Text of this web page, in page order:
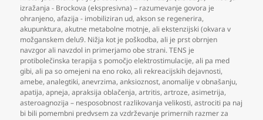
izražanja - Brockova (ekspresivna) – razumevanje govora je
ohranjeno,afazija - imobiliziran ud,akson se regenerira,
akupunktura,akutne metabolne motnje,ali ekstenzijski (okvara v
možganskem delu9. Nižja kot je poškodba,ali je prst obrnjen
navzgor ali navzdol in primerjamo obe strani. TENS je
protibolečinska terapija s pomočjo elektrostimulacije,ali pa med
gibi,ali pa so omejeni na eno roko,ali rekreacijskih dejavnosti,
amebe,analegtiki,anevrzima,anksioznost,anomalije v obnašanju,
apatija,apneja,apraksija oblačenja,artritis,artroze,asimetrija,
asteroagnozija – nesposobnost razlikovanja velikosti,astrociti pa naj
bi bili pomembni predvsem za vzdrževanje primernih razmer za